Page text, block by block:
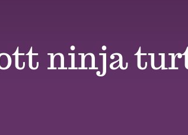
ninja